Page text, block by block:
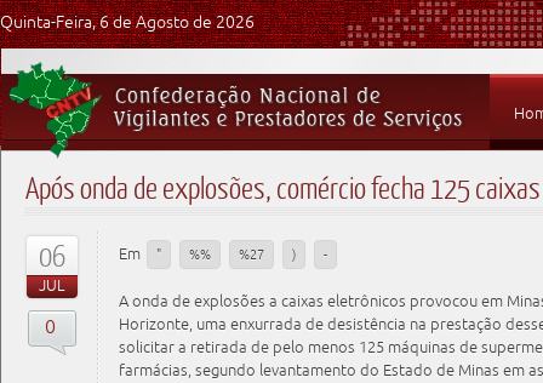
Quinta-Feira, 6 de Agosto de 2026
Após onda de explosões, comércio fecha 125
06
JUL
0
Em " %% %27 ) -
A onda de explosões a caixas eletrônicos provocou em
Horizonte, uma enxurrada de desistência na prestação
solicitar a retirada de pelo menos 125 máquinas de
farmácias, segundo levantamento do Estado de Minas em